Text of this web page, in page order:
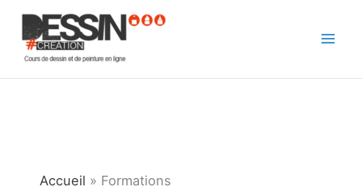
Aller
contenu
Accueil » Formations